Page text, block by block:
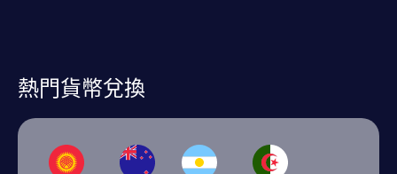
熱門貨幣兌換